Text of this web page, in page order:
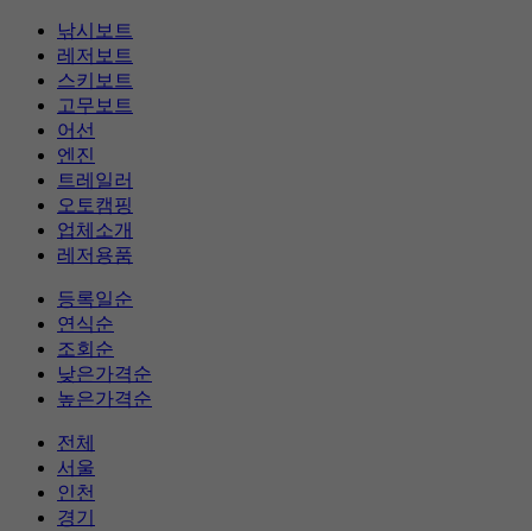
낚시보트
레저보트
스키보트
고무보트
어선
엔진
트레일러
오토캠핑
업체소개
레저용품
등록일순
연식순
조회순
낮은가격순
높은가격순
전체
서울
인천
경기